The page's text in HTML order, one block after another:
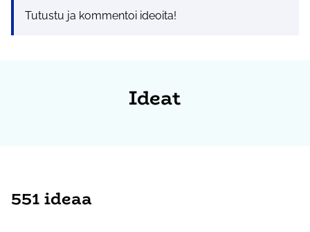
Tutustu ja kommentoi ideoita!
Ideat
551 ideaa